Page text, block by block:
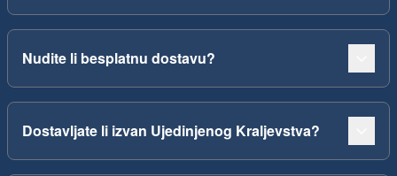
Nudite li besplatnu dostavu?
Dostavljate li izvan Ujedinjenog Kraljevstva?